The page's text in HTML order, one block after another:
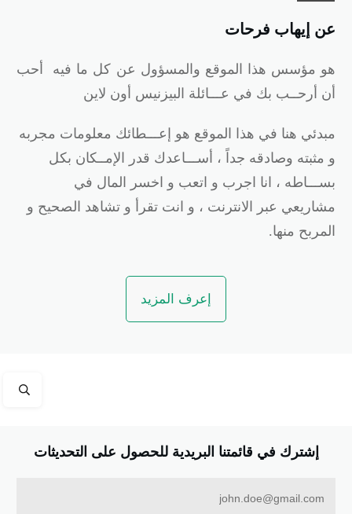
إيهاب فرحات
مؤسس هذا الموقع والمسؤول عن كل ما فيه أحب
أرحــب بك في عـــائلة البيزنيس أون لاين
هنا في هذا الموقع هو إعـــطائك معلومات مجربه
مثبته وصادقه جداً ، أســـاعدك قدر الإمــكان بكل
، انا اجرب و اتعب و اخسر المال في
عبر الانترنت ، و انت تقرأ و تشاهد الصحيح و
منها.
إعرف المزيد
إشترك في قائمتنا البريدية للحصول على التحديثات